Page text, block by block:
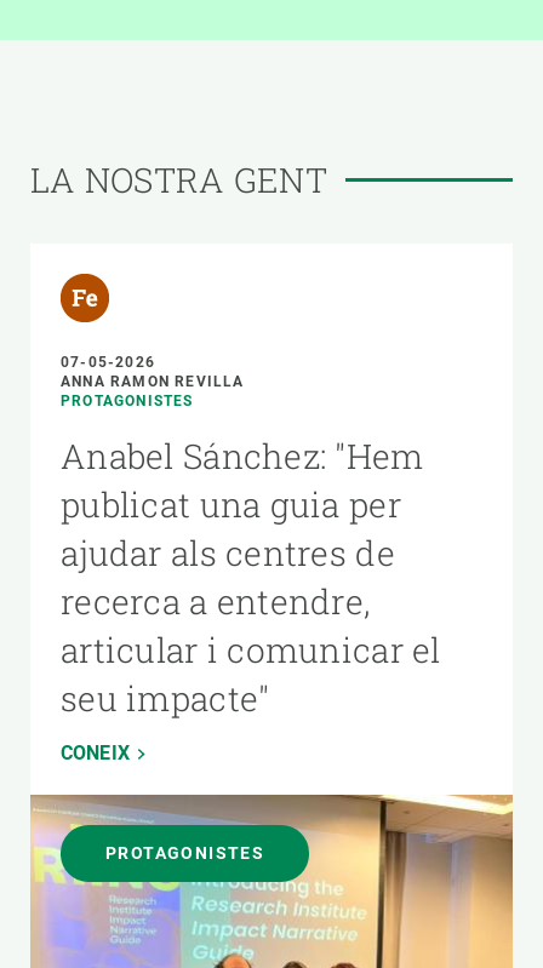
LA NOSTRA GENT
07-05-2026
ANNA RAMON REVILLA
PROTAGONISTES
Anabel Sánchez: "Hem
publicat una guia per
ajudar als centres de
recerca a entendre,
articular i comunicar el
seu impacte"
CONEIX
PROTAGONISTES